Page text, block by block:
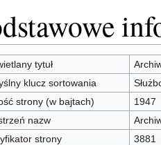
tytuł
klucz sortowania
strony (w bajtach)
1947
nazw
strony
3881